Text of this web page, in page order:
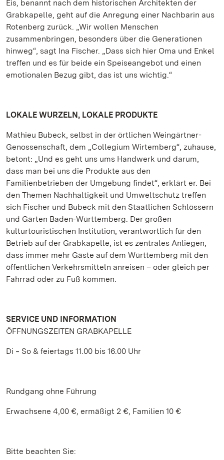
Eis, benannt nach dem historischen Architekten der
Grabkapelle, geht auf die Anregung einer Nachbarin aus
Rotenberg zurück. „Wir wollen Menschen
zusammenbringen, besonders über die Generationen
hinweg“, sagt Ina Fischer. „Dass sich hier Oma und Enkel
treffen und es für beide ein Speiseangebot und einen
emotionalen Bezug gibt, das ist uns wichtig.“
LOKALE WURZELN, LOKALE PRODUKTE
Mathieu Bubeck, selbst in der örtlichen Weingärtner-
Genossenschaft, dem „Collegium Wirtemberg“, zuhause,
betont: „Und es geht uns ums Handwerk und darum,
dass man bei uns die Produkte aus den
Familienbetrieben der Umgebung findet“, erklärt er. Bei
den Themen Nachhaltigkeit und Umweltschutz treffen
sich Fischer und Bubeck mit den Staatlichen Schlössern
und Gärten Baden-Württemberg. Der großen
kulturtouristischen Institution, verantwortlich für den
Betrieb auf der Grabkapelle, ist es zentrales Anliegen,
dass immer mehr Gäste auf dem Württemberg mit den
öffentlichen Verkehrsmitteln anreisen – oder gleich per
Fahrrad oder zu Fuß kommen.
SERVICE UND INFORMATION
ÖFFNUNGSZEITEN GRABKAPELLE
Di ‒ So & feiertags 11.00 bis 16.00 Uhr
Rundgang ohne Führung
Erwachsene 4,00 €, ermäßigt 2 €, Familien 10 €
Bitte beachten Sie: